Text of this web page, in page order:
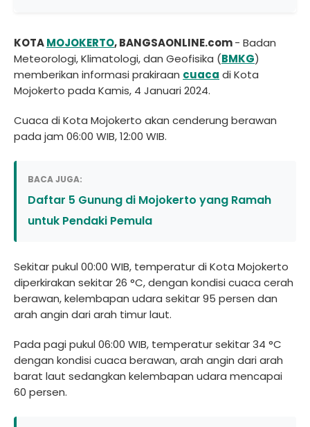
KOTAMOJOKERTO, BANGSAONLINE.com- Badan
Meteorologi, Klimatologi, dan Geofisika (BMKG)
memberikan informasi prakiraan cuaca di Kota
Mojokerto pada Kamis, 4 Januari 2024.
Cuaca di Kota Mojokerto akan cenderung berawan
pada jam 06:00 WIB, 12:00 WIB.
BACA JUGA:
Daftar 5 Gunung di Mojokerto yang Ramah
untuk Pendaki Pemula
Sekitar pukul 00:00 WIB, temperatur di Kota Mojokerto
diperkirakan sekitar 26 °C, dengan kondisi cuaca cerah
berawan, kelembapan udara sekitar 95 persen dan
arah angin dari arah timur laut.
Pada pagi pukul 06:00 WIB, temperatur sekitar 34 °C
dengan kondisi cuaca berawan, arah angin dari arah
barat laut sedangkan kelembapan udara mencapai
60 persen.